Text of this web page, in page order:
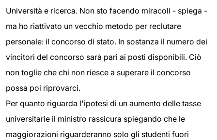
Università e ricerca. Non sto facendo miracoli - spiega -
ma ho riattivato un vecchio metodo per reclutare
personale: il concorso di stato. In sostanza il numero dei
vincitori del concorso sarà pari ai posti disponibili. Ciò
non toglie che chi non riesce a superare il concorso
possa poi riprovarci.
Per quanto riguarda l'ipotesi di un aumento delle tasse
universitarie il ministro rassicura spiegando che le
maggiorazioni riguarderanno solo gli studenti fuori